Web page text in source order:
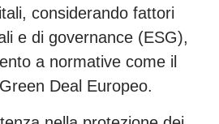
considerando fattori
e di governance (ESG),
a normative come il
Deal Europeo.